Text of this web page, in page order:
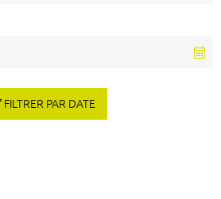
FILTRER PAR DATE